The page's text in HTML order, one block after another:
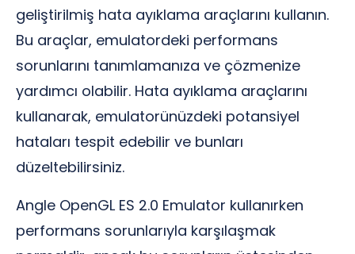
geliştirilmiş hata ayıklama araçlarını kullanın.
Bu araçlar, emulatordeki performans
sorunlarını tanımlamanıza ve çözmenize
yardımcı olabilir. Hata ayıklama araçlarını
kullanarak, emulatorünüzdeki potansiyel
hataları tespit edebilir ve bunları
düzeltebilirsiniz.
Angle OpenGL ES 2.0 Emulator kullanırken
performans sorunlarıyla karşılaşmak